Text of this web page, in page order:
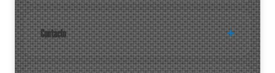
Contacto